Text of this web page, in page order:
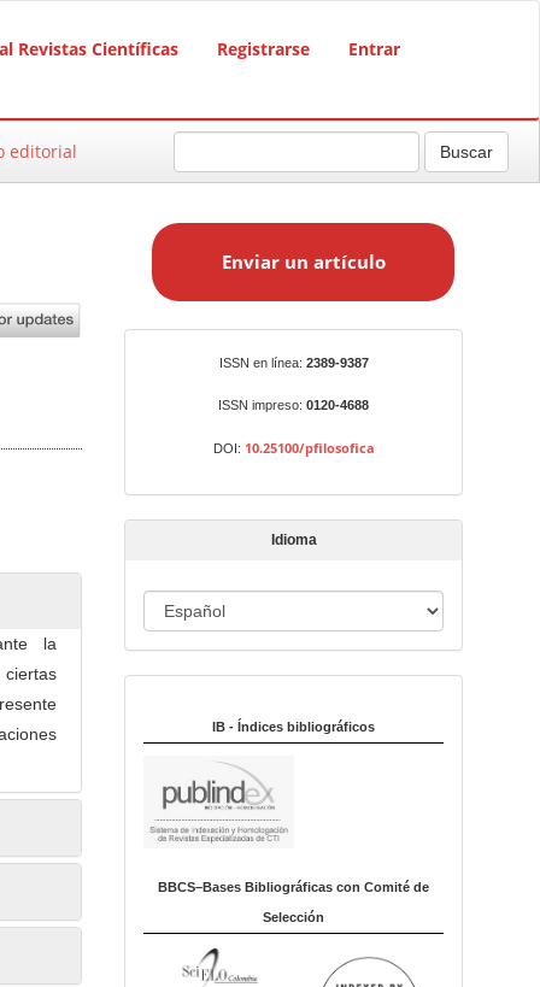
Revistas Científicas Registrarse Entrar
editorial Buscar
la
a
t
í
o
Enviar un artículo
ISSN en línea: 2389-9387
ISSN impreso: 0120-4688
DOI: 10.25100/pfilosofica
Idioma
d
m
IB - Índices bibliográficos
BBCS–Bases Bibliográficas con Comité de
Selección